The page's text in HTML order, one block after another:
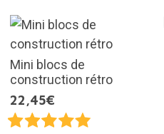
Mini blocs de
construction rétro
22,45€